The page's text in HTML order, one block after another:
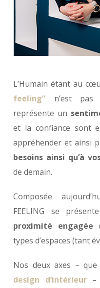
L’Humain étant au
feeling” n’est pas
représente un
et la confiance sont
appréhender et ainsi
besoins ainsi qu’à
de demain.
Composée
FEELING se
proximité engagée
types d’espaces (tant
Nos deux axes –
design d’intérieur–